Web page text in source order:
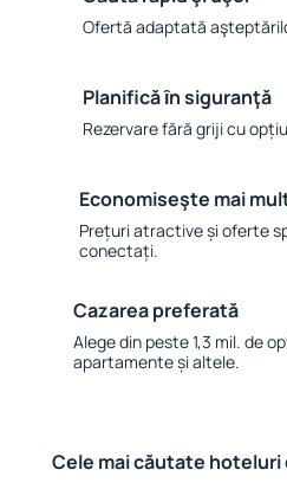
Ofertă adaptată
Planifică ȋn siguranţă
Rezervare fără griji cu
Economiseşte mai
Prețuri atractive și oferte
conectați.
Cazarea preferată
Alege din peste 1,3 mil. de
apartamente și altele.
Cele mai căutate